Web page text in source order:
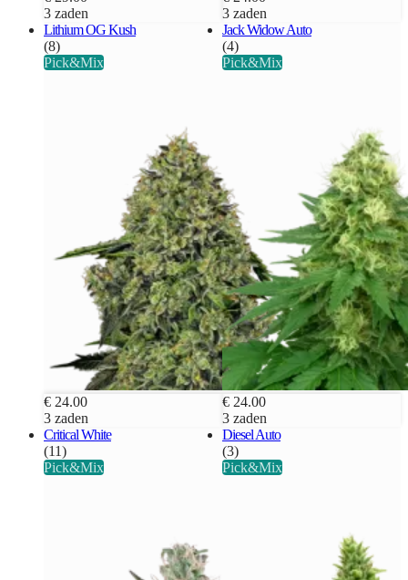
3 zaden
3 zaden
Lithium OG Kush
(8)
Pick&Mix
€ 24.00
3 zaden
Jack Widow Auto
(4)
Pick&Mix
€ 24.00
3 zaden
Critical White
(11)
Pick&Mix
Diesel Auto
(3)
Pick&Mix